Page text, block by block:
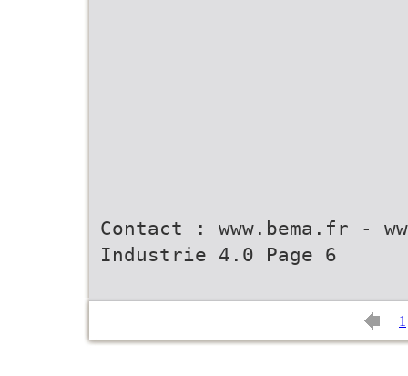
Contact : www.bema.fr -
Industrie 4.0 Page 6
1